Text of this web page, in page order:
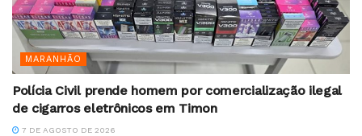
MARANHÃO
Polícia Civil prende homem por comercialização ilegal
de cigarros eletrônicos em Timon
7 DE AGOSTO DE 2026